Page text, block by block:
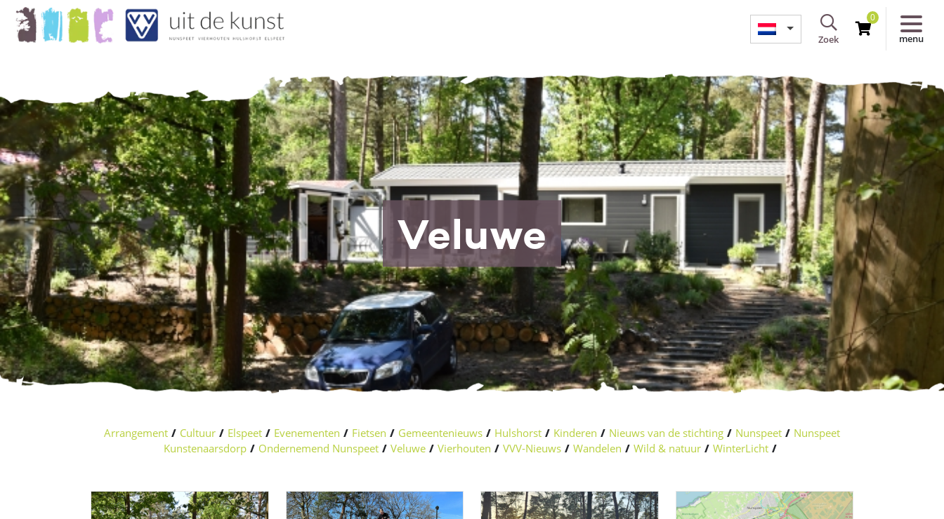
Zoek
0
menu
Veluwe
Arrangement / Cultuur / Elspeet / Evenementen / Fietsen / Gemeentenieuws / Hulshorst / Kinderen / Nieuws van de stichting / Nunspeet / Nunspeet
Kunstenaarsdorp / Ondernemend Nunspeet / Veluwe / Vierhouten / VVV-Nieuws / Wandelen / Wild & natuur / WinterLicht /